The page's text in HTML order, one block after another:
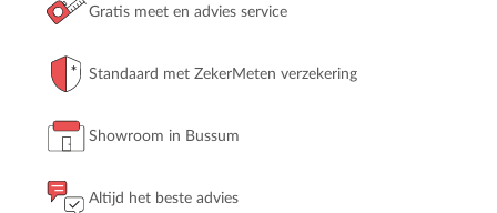
Gratis meet en advies service
Standaard met ZekerMeten verzekering
Showroom in Bussum
Altijd het beste advies